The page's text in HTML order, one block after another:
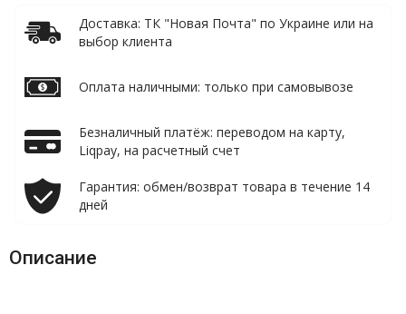
Доставка: ТК "Новая Почта" по Украине или на
выбор клиента
Оплата наличными: только при самовывозе
Безналичный платёж: переводом на карту,
Liqpay, на расчетный счет
Гарантия: обмен/возврат товара в течение 14
дней
Описание